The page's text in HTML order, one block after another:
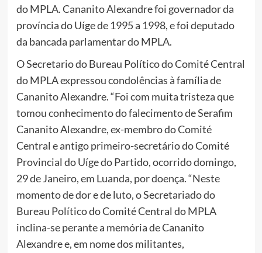
do MPLA. Cananito Alexandre foi governador da
província do Uíge de 1995 a 1998, e foi deputado
da bancada parlamentar do MPLA.
O Secretario do Bureau Político do Comité Central
do MPLA expressou condolências à família de
Cananito Alexandre. “Foi com muita tristeza que
tomou conhecimento do falecimento de Serafim
Cananito Alexandre, ex-membro do Comité
Central e antigo primeiro-secretário do Comité
Provincial do Uíge do Partido, ocorrido domingo,
29 de Janeiro, em Luanda, por doença. “Neste
momento de dor e de luto, o Secretariado do
Bureau Político do Comité Central do MPLA
inclina-se perante a memória de Cananito
Alexandre e, em nome dos militantes,